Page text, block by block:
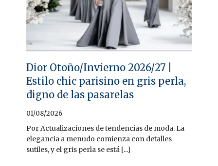
Dior Otoño/Invierno 2026/27 |
Estilo chic parisino en gris perla,
digno de las pasarelas
01/08/2026
Por Actualizaciones de tendencias de moda. La
elegancia a menudo comienza con detalles
sutiles, y el gris perla se está [...]